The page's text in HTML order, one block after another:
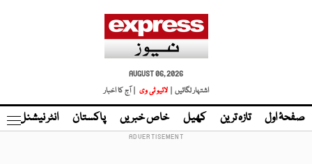
AUGUST 06, 2026
اشتہار لگائیں |
لائیو ٹی وی | آج کا اخبار
صفحۂ اول تازہ ترین کھیل خاص خبریں پاکستان انٹر نیشنل